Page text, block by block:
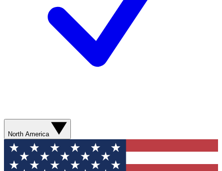
North America